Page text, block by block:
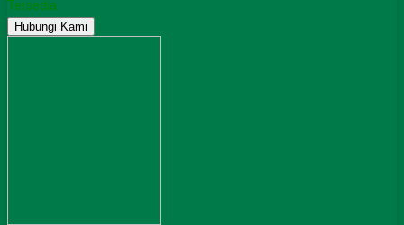
Tersedia
Hubungi Kami